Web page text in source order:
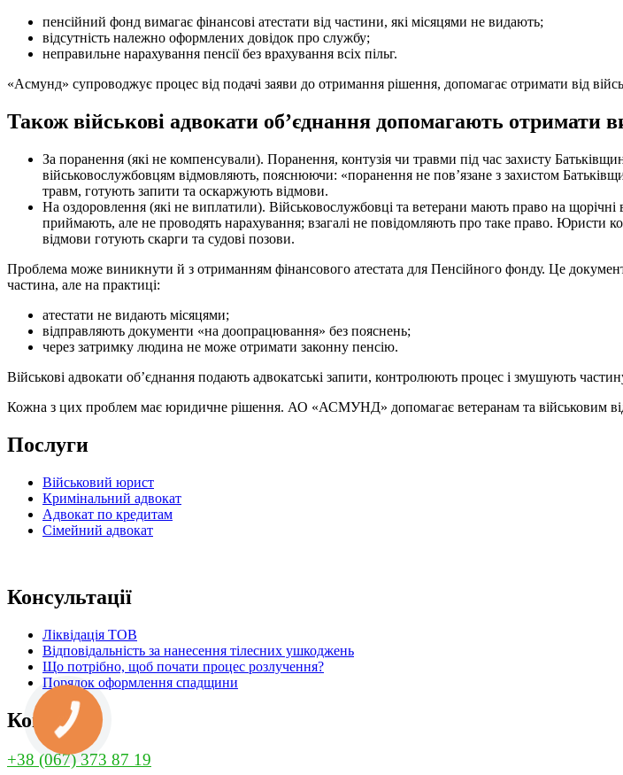
пенсійний фонд вимагає фінансові атестати від частини, які місяцями не видають;
відсутність належно оформлених довідок про службу;
неправильне нарахування пенсії без врахування всіх пільг.
«Асмунд» супроводжує процес від подачі заяви до отримання рішення, допомагає отримати від
Також військові адвокати об’єднання допомагають отримати
За поранення (які не компенсували). Поранення, контузія чи травми під час захисту
військовослужбовцям відмовляють, пояснюючи: «поранення не пов’язане з захистом
травм, готують запити та оскаржують відмови.
На оздоровлення (які не виплатили). Військовослужбовці та ветерани мають право на
приймають, але не проводять нарахування; взагалі не повідомляють про таке право. Юристи
відмови готують скарги та судові позови.
Проблема може виникнути й з отриманням фінансового атестата для Пенсійного фонду. Це
частина, але на практиці:
атестати не видають місяцями;
відправляють документи «на доопрацювання» без пояснень;
через затримку людина не може отримати законну пенсію.
Військові адвокати об’єднання подають адвокатські запити, контролюють процес і змушують
Кожна з цих проблем має юридичне рішення. АО «АСМУНД» допомагає ветеранам та військовим
Послуги
Військовий юрист
Кримінальний адвокат
Адвокат по кредитам
Сімейний адвокат
Консультації
Ліквідація ТОВ
Відповідальність за нанесення тілесних ушкоджень
Що потрібно, щоб почати процес розлучення?
Порядок оформлення спадщини
Контакти
+38 (067) 373 87 19